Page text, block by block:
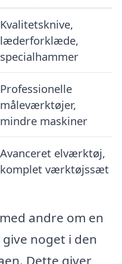
Kvalitetsknive,
læderforklæde,
specialhammer
Professionelle
måleværktøjer,
mindre maskiner
Avanceret elværktøj,
komplet værktøjssæt
andre om en
noget i den
Dette giver